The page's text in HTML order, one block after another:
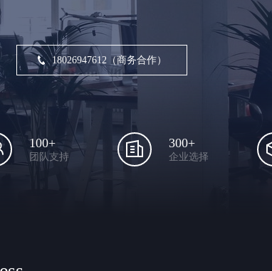
18026947612（商务合作）
100+
团队支持
300+
企业选择